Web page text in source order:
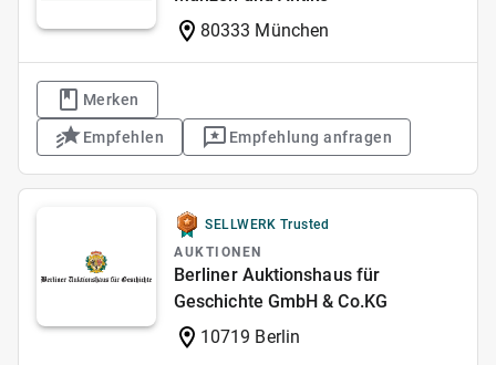
80333 München
Merken
Empfehlen Empfehlung anfragen
SELLWERK Trusted
AUKTIONEN
Berliner Auktionshaus für
Geschichte GmbH & Co.KG
10719 Berlin